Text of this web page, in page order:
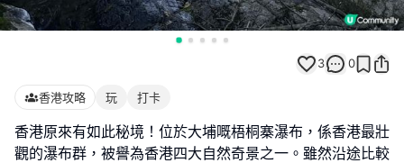
3 0
香港攻略 玩 打卡
香港原來有如此秘境！位於大埔嘅梧桐寨瀑布，係香港最壯
觀的瀑布群，被譽為香港四大自然奇景之一。雖然沿途比較